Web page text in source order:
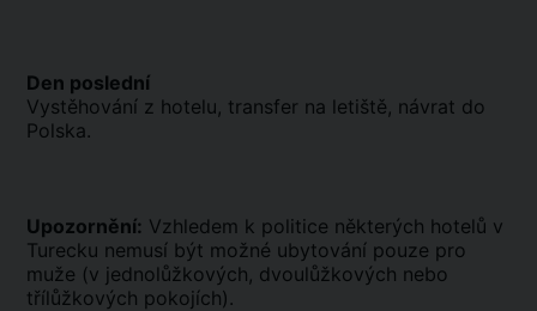
Den poslední
Vystěhování z hotelu, transfer na letiště, návrat do
Polska.
Upozornění: Vzhledem k politice některých hotelů v
Turecku nemusí být možné ubytování pouze pro
muže (v jednolůžkových, dvoulůžkových nebo
třílůžkových pokojích).